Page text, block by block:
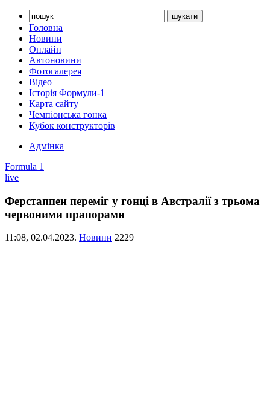
Головна
Новини
Онлайн
Автоновини
Фотогалерея
Відео
Історія Формули-1
Карта сайту
Чемпіонська гонка
Кубок конструкторів
Адмінка
Formula 1
live
Ферстаппен переміг у гонці в Австралії з трьома
червоними прапорами
11:08, 02.04.2023. Новини 2229